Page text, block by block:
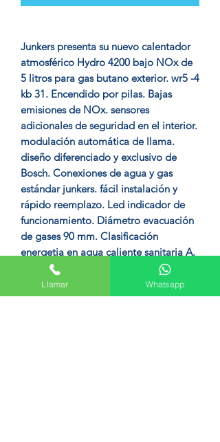
Junkers presenta su nuevo calentador
atmosférico Hydro 4200 bajo NOx de
5 litros para gas butano exterior. wr5 -4
kb 31. Encendido por pilas. Bajas
emisiones de NOx. sensores
adicionales de seguridad en el interior.
modulación automática de llama.
diseño diferenciado y exclusivo de
Bosch. Conexiones de agua y gas
estándar junkers. fácil instalación y
rápido reemplazo. Led indicador de
funcionamiento. Diámetro evacuación
de gases 90 mm. Clasificación
energetia en agua caliente sanitaria A.
medidas: 531 x 270 x 225 mm.PESO7
Llamar Whatsapp